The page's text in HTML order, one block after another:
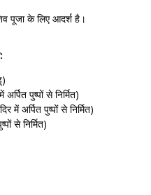
पूजा के लिए आदर्श है।
पुष्पों से निर्मित)
अर्पित पुष्पों से निर्मित)
से निर्मित)